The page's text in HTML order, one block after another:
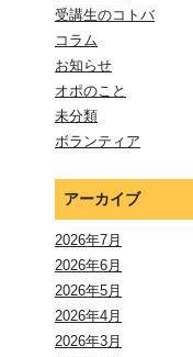
受講生のコトバ
コラム
お知らせ
オポのこと
未分類
ボランティア
アーカイブ
2026年7月
2026年6月
2026年5月
2026年4月
2026年3月